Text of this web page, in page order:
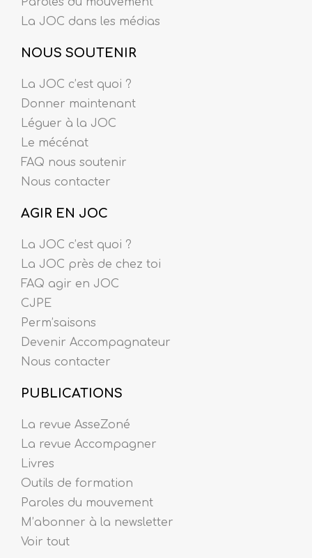
La JOC dans les médias
NOUS SOUTENIR
La JOC c’est quoi ?
Donner maintenant
Léguer à la JOC
Le mécénat
FAQ nous soutenir
Nous contacter
AGIR EN JOC
La JOC c’est quoi ?
La JOC près de chez toi
FAQ agir en JOC
CJPE
Perm’saisons
Devenir Accompagnateur
Nous contacter
PUBLICATIONS
La revue AsseZoné
La revue Accompagner
Livres
Outils de formation
Paroles du mouvement
M’abonner à la newsletter
Voir tout